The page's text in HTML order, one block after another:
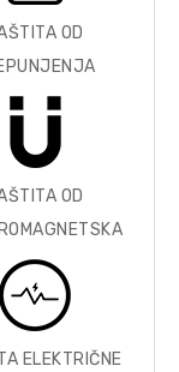
OD
OD
ELEKTRIČNE